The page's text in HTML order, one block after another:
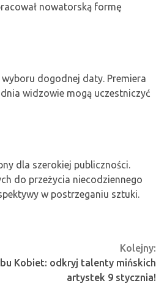
nowatorską formę
dogodnej daty. Premiera
widzowie mogą uczestniczyć
dla szerokiej publiczności.
do przeżycia niecodziennego
w postrzeganiu sztuki.
Kolejny:
Kobiet: odkryj talenty mińskich
artystek 9 stycznia!